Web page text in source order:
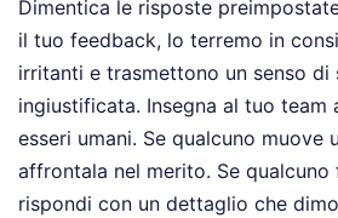
Dimentica le risposte
il tuo feedback, lo terremo in
irritanti e trasmettono un senso di
ingiustificata. Insegna al tuo team
esseri umani. Se qualcuno muove
affrontala nel merito. Se qualcuno
rispondi con un dettaglio che